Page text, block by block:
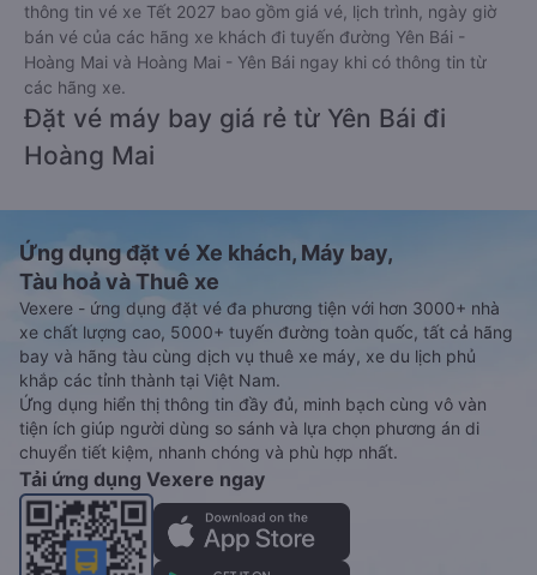
thông tin vé xe Tết 2027 bao gồm giá vé, lịch trình, ngày giờ
bán vé của các hãng xe khách đi tuyến đường Yên Bái -
Hoàng Mai và Hoàng Mai - Yên Bái ngay khi có thông tin từ
các hãng xe.
Đặt vé máy bay giá rẻ từ Yên Bái đi
Hoàng Mai
Ứng dụng đặt vé Xe khách, Máy bay,
Tàu hoả và Thuê xe
Vexere - ứng dụng đặt vé đa phương tiện với hơn 3000+ nhà
xe chất lượng cao, 5000+ tuyến đường toàn quốc, tất cả hãng
bay và hãng tàu cùng dịch vụ thuê xe máy, xe du lịch phủ
khắp các tỉnh thành tại Việt Nam.
Ứng dụng hiển thị thông tin đầy đủ, minh bạch cùng vô vàn
tiện ích giúp người dùng so sánh và lựa chọn phương án di
chuyển tiết kiệm, nhanh chóng và phù hợp nhất.
Tải ứng dụng Vexere ngay